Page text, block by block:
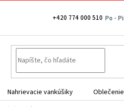
+420 774 000 510
Nahrievacie vankúšiky Oblečenie